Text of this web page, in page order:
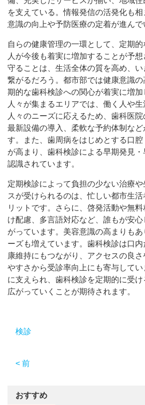
を支えている。情報発信の活発化も
意識の向上や予防医療の定着が進んで
自らの健康管理の一環として、定期
人が今後も着実に増加することが予
守ることは、生活全体の質を高め、
繋がるだろう。都市部では健康意識
期的な歯科検診への関心が着実に増
人々が集まるエリアでは、働く人や
人々のニーズに応えるため、歯科医
最新設備の導入、柔軟な予約体制など
す。また、歯周病をはじめとする口
が高まり、歯科検診による早期発見
認識されています。
定期検診によって負担の少ない治療
スが受けられるのは、忙しい都市生
リットです。さらに、啓発活動や無
け配慮、多言語対応など、誰もが安
がっています。美容意識の高まりも
ーズも増えています。歯科検診は口
康維持にもつながり、アクセスの良
やすさから受診率向上にも寄与して
に支えられ、歯科検診を定期的に受
広がっていくことが期待されます。
検診
< 前
おすすめ